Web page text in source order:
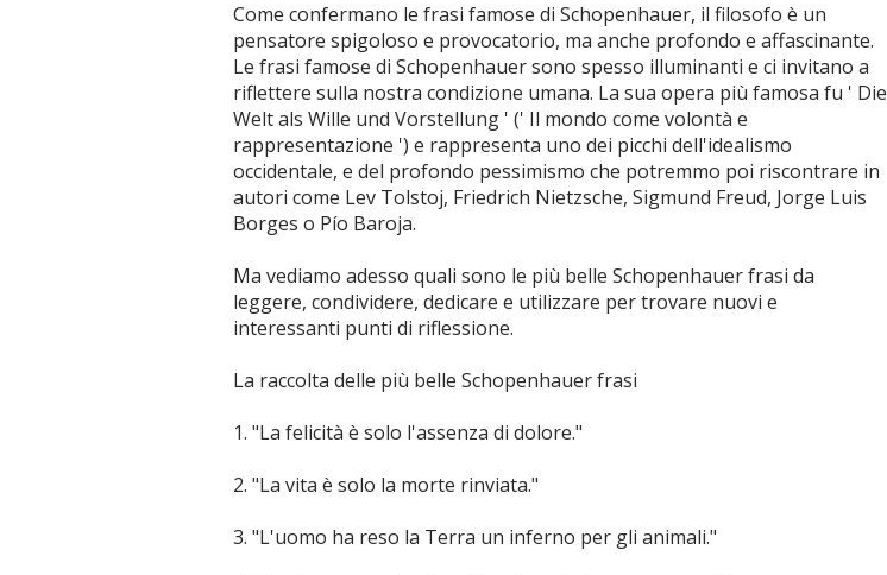
Come confermano le frasi famose di Schopenhauer, il filosofo è un
pensatore spigoloso e provocatorio, ma anche profondo e affascinante.
Le frasi famose di Schopenhauer sono spesso illuminanti e ci invitano a
riflettere sulla nostra condizione umana. La sua opera più famosa fu ' Die
Welt als Wille und Vorstellung ' (' Il mondo come volontà e
rappresentazione ') e rappresenta uno dei picchi dell'idealismo
occidentale, e del profondo pessimismo che potremmo poi riscontrare in
autori come Lev Tolstoj, Friedrich Nietzsche, Sigmund Freud, Jorge Luis
Borges o Pío Baroja.
Ma vediamo adesso quali sono le più belle Schopenhauer frasi da
leggere, condividere, dedicare e utilizzare per trovare nuovi e
interessanti punti di riflessione.
La raccolta delle più belle Schopenhauer frasi
1. "La felicità è solo l'assenza di dolore."
2. "La vita è solo la morte rinviata."
3. "L'uomo ha reso la Terra un inferno per gli animali."